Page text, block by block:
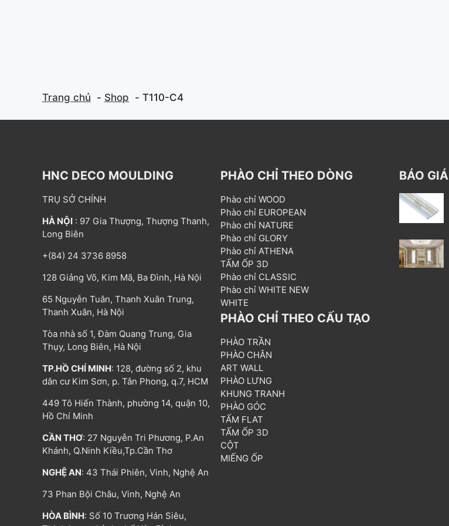
Trang chủ Shop T110-C4
HNC DECO MOULDING
TRỤ SỞ CHÍNH
HÀ NỘI : 97 Gia Thượng, Thượng Thanh,
Long Biên
+(84) 24 3736 8958
128 Giảng Võ, Kim Mã, Ba Đình, Hà Nội
65 Nguyễn Tuân, Thanh Xuân Trung,
Thanh Xuân, Hà Nội
Tòa nhà số 1, Đàm Quang Trung, Gia
Thụy, Long Biên, Hà Nội
TP.HỒ CHÍ MINH: 128, đường số 2, khu
dân cư Kim Sơn, p. Tân Phong, q.7, HCM
449 Tô Hiến Thành, phường 14, quận 10,
Hồ Chí Minh
CẦN THƠ: 27 Nguyễn Tri Phương, P.An
Khánh, Q.Ninh Kiều,Tp.Cần Thơ
NGHỆ AN: 43 Thái Phiên, Vinh, Nghệ An
73 Phan Bội Châu, Vinh, Nghệ An
HÒA BÌNH: Số 10 Trương Hán Siêu,
PHÀO CHỈ THEO DÒNG
Phào chỉ WOOD
Phào chỉ EUROPEAN
Phào chỉ NATURE
Phào chỉ GLORY
Phào chỉ ATHENA
TẤM ỐP 3D
Phào chỉ CLASSIC
Phào chỉ WHITE NEW
WHITE
PHÀO CHỈ THEO CẤU TẠO
PHÀO TRẦN
PHÀO CHÂN
ART WALL
PHÀO LƯNG
KHUNG TRANH
PHÀO GÓC
TẤM FLAT
TẤM ỐP 3D
CỘT
MIẾNG ỐP
BÁO GIÁ